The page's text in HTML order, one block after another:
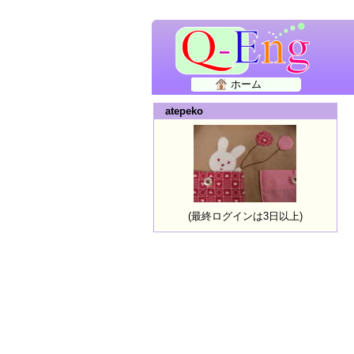
ホーム
atepeko
(最終ログインは3日以上)